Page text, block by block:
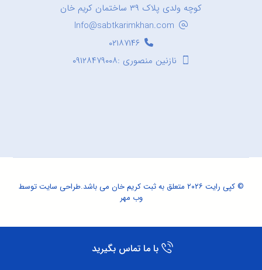
کوچه ولدی پلاک ۳۹ ساختمان کریم خان
Info@sabtkarimkhan.com
۰۲۱۸۷۱۴۶
نازنین منصوری :۰۹۱۲۸۴۷۹۰۰۸
© کپی رایت ۲۰۲۶ متعلق به ثبت کریم خان می باشد. طراحی سایتتوسط
وب مهر
با ما تماس بگیرید